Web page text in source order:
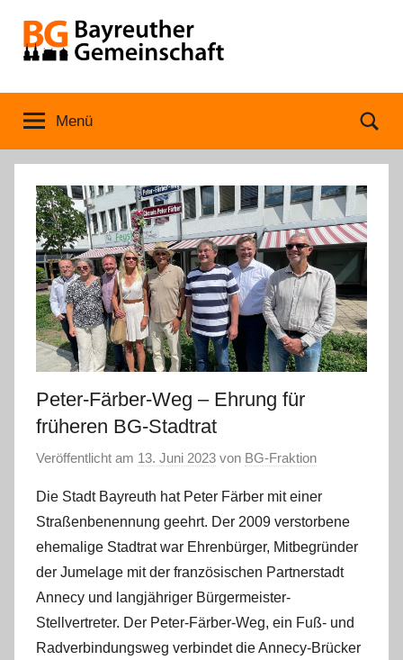
Inhalt
springen
Bayreuther
Gemeinschaft
Menü
Peter-Färber-Weg – Ehrung für
früheren BG-Stadtrat
Veröffentlicht am 13. Juni 2023 von BG-Fraktion
Die Stadt Bayreuth hat Peter Färber mit einer
Straßenbenennung geehrt. Der 2009 verstorbene
ehemalige Stadtrat war Ehrenbürger, Mitbegründer
der Jumelage mit der französischen Partnerstadt
Annecy und langjähriger Bürgermeister-
Stellvertreter. Der Peter-Färber-Weg, ein Fuß- und
Radverbindungsweg verbindet die Annecy-Brücker